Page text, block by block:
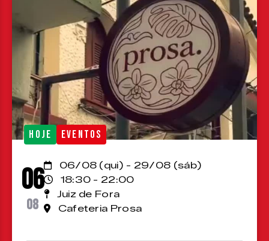
HOJE EVENTOS
06
08
06/08 (qui) - 29/08 (sáb)
18:30 - 22:00
Juiz de Fora
Cafeteria Prosa